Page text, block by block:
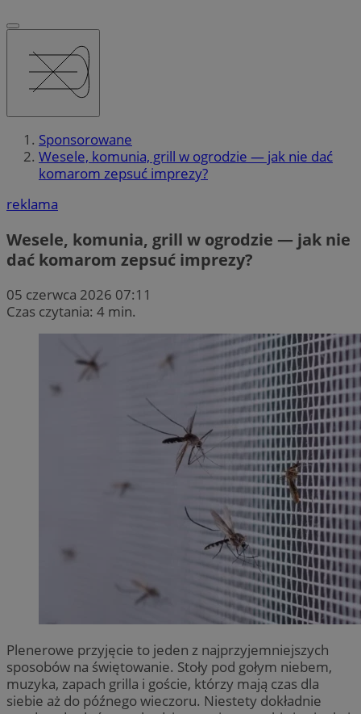
Sponsorowane
Wesele, komunia, grill w ogrodzie — jak nie dać
komarom zepsuć imprezy?
reklama
Wesele, komunia, grill w ogrodzie — jak nie
dać komarom zepsuć imprezy?
05 czerwca 2026 07:11
Czas czytania: 4 min.
Plenerowe przyjęcie to jeden z najprzyjemniejszych
sposobów na świętowanie. Stoły pod gołym niebem,
muzyka, zapach grilla i goście, którzy mają czas dla
siebie aż do późnego wieczoru. Niestety dokładnie